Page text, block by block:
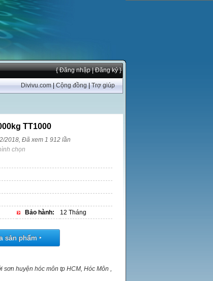
{ Đăng nhập| Đăng ký }
Divivu.com|Cộng đồng|Trợ giúp
TT1000
2018, Đã xem 1 912 lần
chọn
Bảo hành: 12 Tháng
sản phẩm ‣
sơn huyện hóc môn tp HCM, Hóc Môn ,